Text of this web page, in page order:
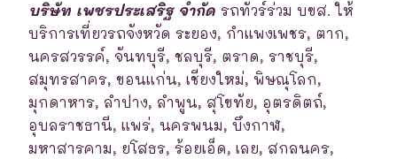
บริษัท เพชรประเสริฐ จำกัด รถทัวร์ร่วม บขส. ให้
บริการเที่ยวรถจังหวัด ระยอง, กำแพงเพชร, ตาก,
นครสวรรค์, จันทบุรี, ชลบุรี, ตราด, ราชบุรี,
สมุทรสาคร, ขอนแก่น, เชียงใหม่, พิษณุโลก,
มุกดาหาร, ลำปาง, ลำพูน, สุโขทัย, อุตรดิตถ์,
อุบลราชธานี, แพร่, นครพนม, บึงกาฬ,
มหาสารคาม, ยโสธร, ร้อยเอ็ด, เลย, สกลนคร,